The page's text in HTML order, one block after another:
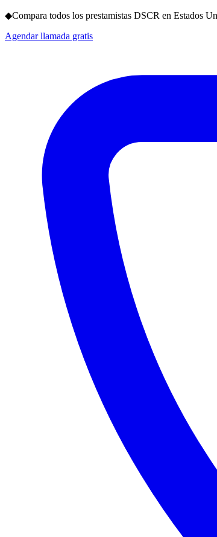
◆Compara todos los prestamistas DSCR en Estados
Agendar llamada gratis